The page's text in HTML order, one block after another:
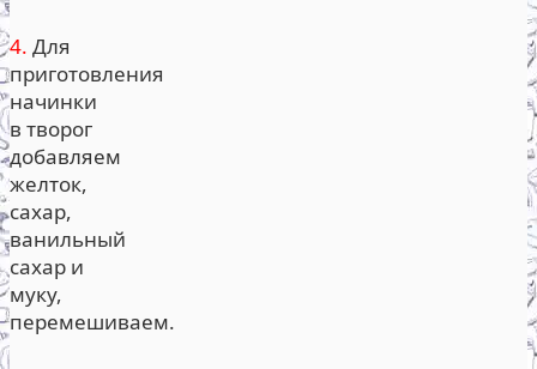
4. Для
приготовления
начинки
в творог
добавляем
желток,
сахар,
ванильный
сахар и
муку,
перемешиваем.